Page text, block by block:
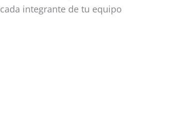
integrante de tu equipo